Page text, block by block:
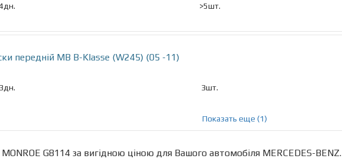
>5шт.
передній MB B-Klasse (W245) (05 -11)
3дн. 3шт.
Показать еще (1)
G8114 за вигідною ціною для Вашого автомобіля MERCEDES-BENZ.